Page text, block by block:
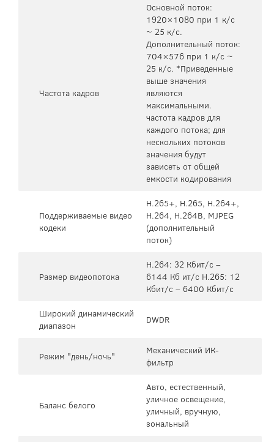
Частота кадров
Основной поток:
1920×1080 при 1 к/с
~ 25 к/с.
Дополнительный поток:
704×576 при 1 к/с ~
25 к/с. *Приведенные
выше значения
являются
максимальными.
частота кадров для
каждого потока; для
нескольких потоков
значения будут
зависеть от общей
емкости кодирования
Поддерживаемые видео
кодеки
H.265+, H.265, H.264+,
H.264, H.264B, MJPEG
(дополнительный
поток)
Размер видеопотока
H.264: 32 Кбит/с –
6144 Кб ит/с H.265: 12
Кбит/с – 6400 Кбит/с
Широкий динамический
диапазон
DWDR
Режим "день/ночь"
Механический ИК-
фильтр
Баланс белого
Авто, естественный,
уличное освещение,
уличный, вручную,
зональный